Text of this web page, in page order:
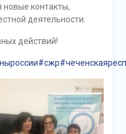
новые контакты,
деятельности.
действий!
#сжр